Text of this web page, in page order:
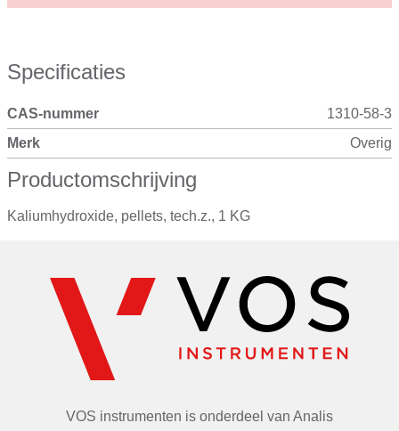
Specificaties
CAS-nummer
1310-58-3
Merk
Overig
Productomschrijving
Kaliumhydroxide, pellets, tech.z., 1 KG
VOS instrumenten is onderdeel van Analis